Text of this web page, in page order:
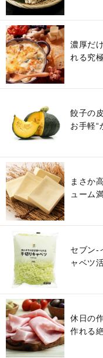
濃厚だ
れる究
餃子の
お手軽“
まさか
ューム
セブン-
ャベツ
休日の
作れる